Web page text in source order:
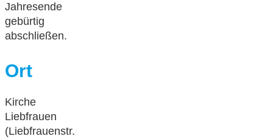
Jahresende
gebürtig
abschließen.
Ort
Kirche
Liebfrauen
(Liebfrauenstr.